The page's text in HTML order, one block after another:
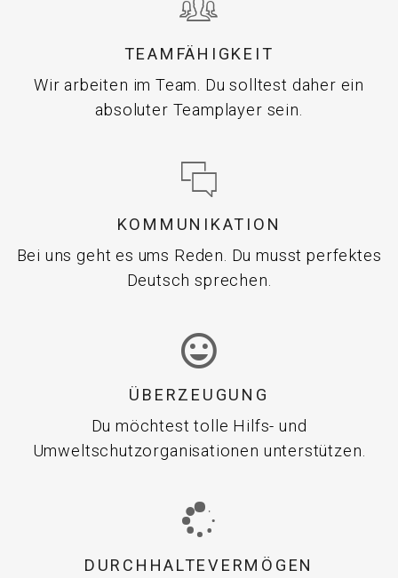
TEAMFÄHIGKEIT
Wir arbeiten im Team. Du solltest daher ein
absoluter Teamplayer sein.
KOMMUNIKATION
Bei uns geht es ums Reden. Du musst perfektes
Deutsch sprechen.
ÜBERZEUGUNG
Du möchtest tolle Hilfs- und
Umweltschutzorganisationen unterstützen.
DURCHHALTEVERMÖGEN